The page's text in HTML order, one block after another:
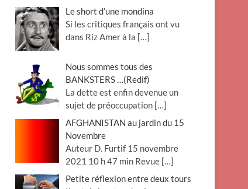
Le short d’une mondina
Si les critiques français ont vu
dans Riz Amer à la […]
Nous sommes tous des
BANKSTERS …(Redif)
La dette est enfin devenue un
sujet de préoccupation […]
AFGHANISTAN au jardin du 15
Novembre
Auteur D. Furtif 15 novembre
2021 10 h 47 min Revue […]
Petite réflexion entre deux tours